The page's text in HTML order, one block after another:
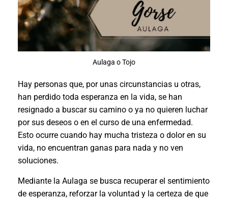
Aulaga o Tojo
Hay personas que, por unas circunstancias u otras,
han perdido toda esperanza en la vida, se han
resignado a buscar su camino o ya no quieren luchar
por sus deseos o en el curso de una enfermedad.
Esto ocurre cuando hay mucha tristeza o dolor en su
vida, no encuentran ganas para nada y no ven
soluciones.
Mediante la Aulaga se busca recuperar el sentimiento
de esperanza, reforzar la voluntad y la certeza de que